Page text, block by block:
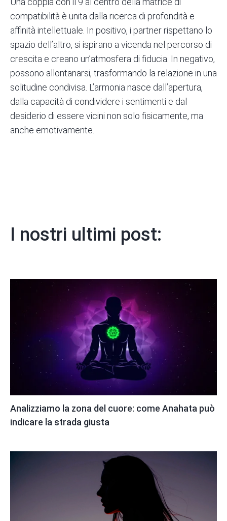
compatibilità è unita dalla ricerca di profondità e
affinità intellettuale. In positivo, i partner rispettano lo
spazio dell’altro, si ispirano a vicenda nel percorso di
crescita e creano un’atmosfera di fiducia. In negativo,
possono allontanarsi, trasformando la relazione in una
solitudine condivisa. L’armonia nasce dall’apertura,
dalla capacità di condividere i sentimenti e dal
desiderio di essere vicini non solo fisicamente, ma
anche emotivamente.
I nostri ultimi post:
Analizziamo la zona del cuore: come Anahata può
indicare la strada giusta